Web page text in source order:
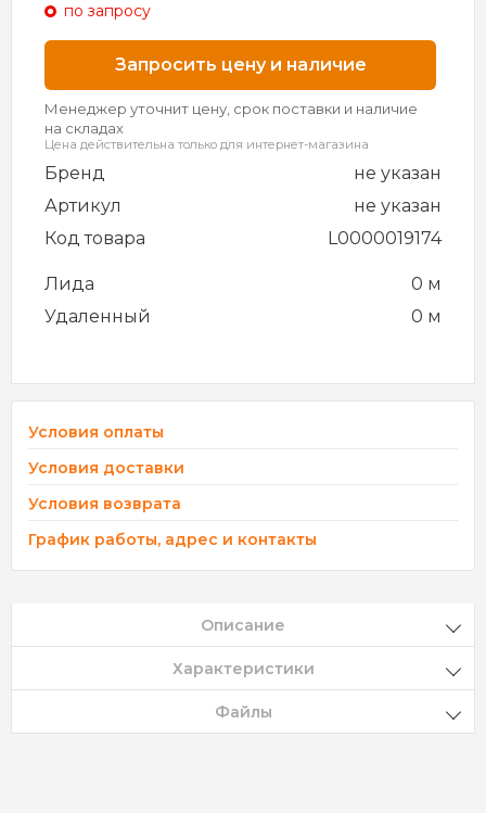
по запросу
Запросить цену и наличие
Менеджер уточнит цену, срок поставки и наличие
на складах
Цена действительна только для интернет-магазина
Бренд
не указан
Артикул
не указан
Код товара
L0000019174
Лида
0 м
Удаленный
0 м
Условия оплаты
Условия доставки
Условия возврата
График работы, адрес и контакты
Описание
Характеристики
Файлы